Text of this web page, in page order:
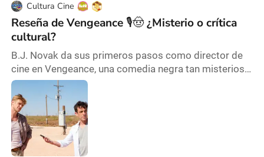
Cultura Cine
Reseña de Vengeance 🎙️🤠 ¿Misterio o crítica
cultural?
B.J. Novak da sus primeros pasos como director de
cine en Vengeance, una comedia negra tan misteriosa
como crítica y profunda. Por eso acá, en Cultura Cine
te vamos a contar qué nos pareció Vengeance 🎙️🤠
Vengeance es una película de comedia negra escrita y
dirigida por B.J. Novak, en su debut como director.
Está protagonizada por Novak, Boyd Holbrook, Dove
Cameron, Issa Rae y Ashton Kutcher. Cue